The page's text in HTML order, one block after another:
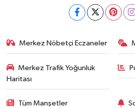
Merkez Nöbetçi Eczaneler
Merkez Trafik Yoğunluk
Haritası
Tüm Manşetler